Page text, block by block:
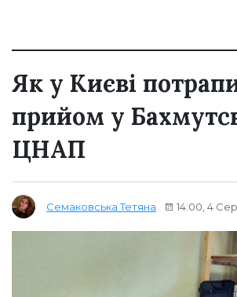
Як у Києві
прийом у
ЦНАП
Семаковська Тетяна 14:00, 4